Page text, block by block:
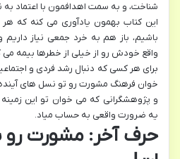
شناخت، و به سمت اهدافمون با اعتماد
این کتاب بهمون یادآوری می کنه که
باشیم، باز هم به خرد جمعی نیاز
واقع خودش رو از خیلی از خطرها بیمه می
برای هر کسی که دنبال رشد فردی و
خوان فرهنگ مشورت رو تو نسل های
و پژوهشگرانی که می خوان تو این
یه ضرورت واقعی به حساب میاد.
حرف آخر: مشورت رو